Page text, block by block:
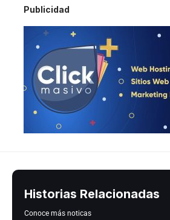
Publicidad
Historias Relacionadas
Conoce más noticas